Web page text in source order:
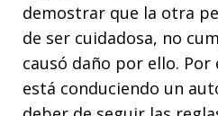
demostrar que la otra
de ser cuidadosa, no
causó daño por ello.
está conduciendo un